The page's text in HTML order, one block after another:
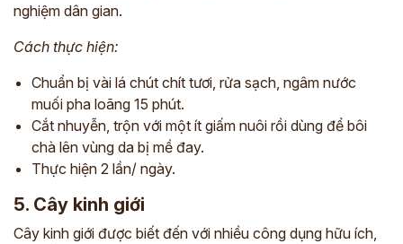
nghiệm dân gian.
Cách thực hiện:
Chuẩn bị vài lá chút chít tươi, rửa sạch, ngâm nước
muối pha loãng 15 phút.
Cắt nhuyễn, trộn với một ít giấm nuôi rồi dùng để bôi
chà lên vùng da bị mề đay.
Thực hiện 2 lần/ ngày.
5. Cây kinh giới
Cây kinh giới được biết đến với nhiều công dụng hữu ích,